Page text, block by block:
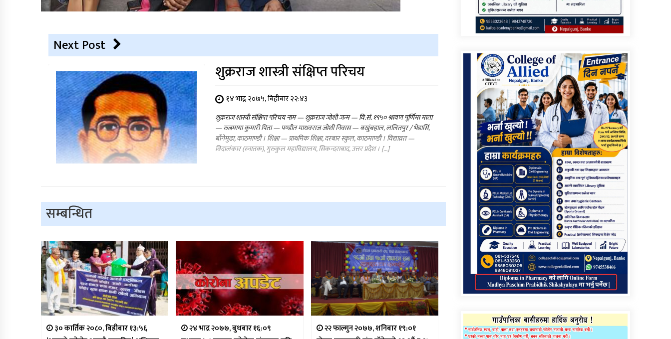
Next Post
शुक्रराज शास्त्री संक्षिप्त परिचय
१४ भाद्र २०७५, बिहीबार २२:४३
शुक्रराज शास्त्री संक्षिप्त परिचय नाम — शुक्रराज जोशी जन्म — वि.सं. १९५० श्रावण पूर्णिमा माता
— रुत्नमाया कुमारी पिता — पण्डीत माधवराज जोशी निवास — बखुंबहाल, ललितपुर / भेडासिं,
बाँगेमुढा, काठमाण्डौ । शिक्षा — प्राथमिक शिक्षा, दरबार स्कुल, काठमाण्डौ । विद्याव्रत —
विदालंकार (स्नातक), गुरुकुल महाविद्यालय, सिकन्दराबाद, उत्तर प्रदेश । […]
सम्बन्धित
३० कार्तिक २०८०, बिहीबार १३:५६ २४ भाद्र २०७७, बुधबार १६:०९ २२ फाल्गुन २०७७, शनिबार १९:०१